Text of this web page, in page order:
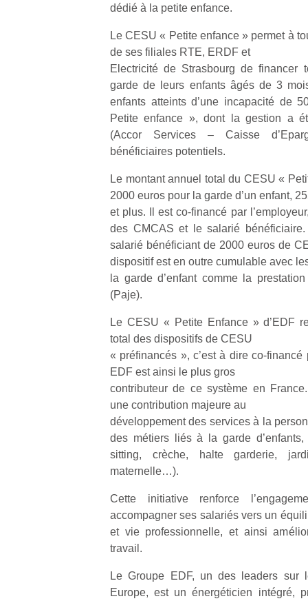
dédié à la petite enfance.
Le CESU « Petite enfance » permet à
de ses filiales RTE, ERDF et
Electricité de Strasbourg de financer
garde de leurs enfants âgés de 3
enfants atteints d’une incapacité de
Petite enfance », dont la gestion a
(Accor Services – Caisse
bénéficiaires potentiels.
Le montant annuel total du CESU «
2000 euros pour la garde d’un enfant,
et plus. Il est co-financé par
des CMCAS et le salarié
salarié bénéficiant de 2000 euros de
dispositif est en outre cumulable avec
la garde d’enfant comme la
(Paje).
Le CESU « Petite Enfance » d’EDF
total des dispositifs de CESU
« préfinancés », c’est à dire co-financé
EDF est ainsi le plus gros
contributeur de ce système en
une contribution majeure au
développement des services à la
des métiers liés à la garde
sitting, crèche, halte garderie,
maternelle…).
Cette initiative renforce
accompagner ses salariés vers un
et vie professionnelle, et ainsi
travail.
Le Groupe EDF, un des leaders sur
Europe, est un énergéticien intégré,
à